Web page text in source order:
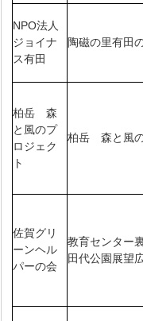
NPO法人
ジョイナ
ス有田
陶磁の里有田
柏岳 森
と風のプ
ロジェク
ト
柏岳 森と風
佐賀グリ
ーンヘル
パーの会
教育センター
田代公園展望